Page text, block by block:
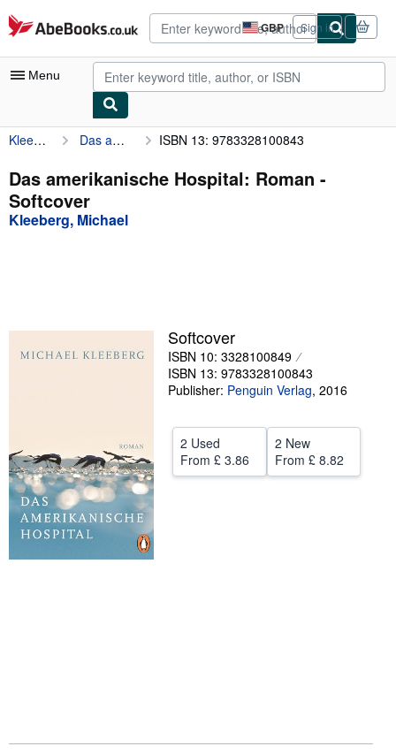
Skip to main content
AbeBooks.co.uk GBP
Site
shopping
preferences
Sign in
Menu
My Account
My Purchases
Advanced Search
Browse Collections
Textbooks
Sellers
CLOSE
Kleeberg, Michael Das amerikanische Hospital: Roman ISBN 13: 9783328100843
Das amerikanische Hospital: Roman -
Softcover
Kleeberg, Michael
Softcover
ISBN 10: 3328100849
ISBN 13: 9783328100843
Publisher: Penguin Verlag, 2016
2 Used
From £ 3.86
2 New
From £ 8.82